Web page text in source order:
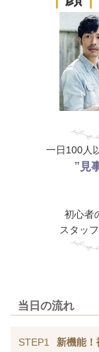
一日100人
”見
初心者
スタッ
当日の流れ
STEP1 新機能